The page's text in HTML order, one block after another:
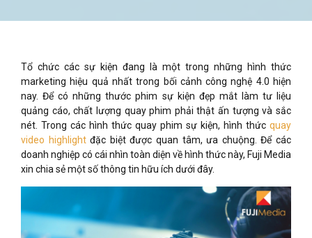
Tổ chức các sự kiện đang là một trong những hình thức
marketing hiệu quả nhất trong bối cảnh công nghệ 4.0 hiện
nay. Để có những thước phim sự kiện đẹp mắt làm tư liệu
quảng cáo, chất lượng quay phim phải thật ấn tượng và sắc
nét. Trong các hình thức quay phim sự kiện, hình thức quay
video highlightđặc biệt được quan tâm, ưa chuộng. Để các
doanh nghiệp có cái nhìn toàn diện về hình thức này, Fuji Media
xin chia sẻ một số thông tin hữu ích dưới đây.